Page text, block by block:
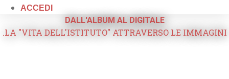
ACCEDI
DALL'ALBUM AL DIGITALE
.LA "VITA DELL'ISTITUTO" ATTRAVERSO LE IMMAGINI